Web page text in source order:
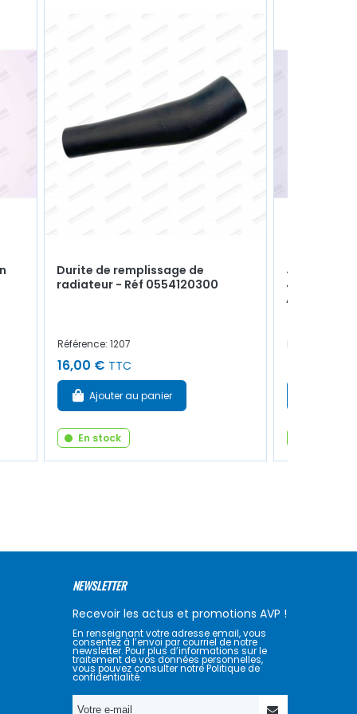
Durite de remplissage de
radiateur - Réf 0554120300
Référence: 1207
16,00 € TTC
Ajouter au panier
En stock
Jeu de
4CV
A110
Référence:
NEWSLETTER
Recevoir les actus et promotions AVP !
En renseignant votre adresse email, vous
consentez à l’envoi par courriel de notre
newsletter. Pour plus d’informations sur le
traitement de vos données personnelles,
vous pouvez consulter notre Politique de
confidentialité.